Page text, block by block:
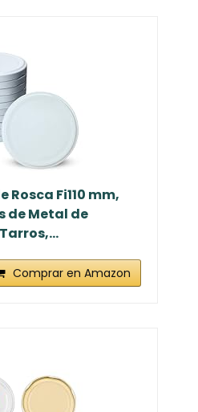
Rosca Fi110 mm,
de Metal de
Comprar en Amazon